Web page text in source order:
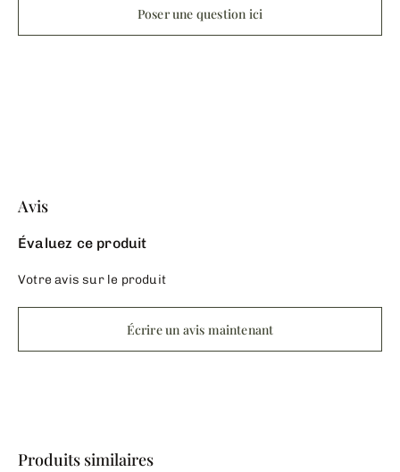
Poser une question ici
Avis
Évaluez ce produit
Votre avis sur le produit
Écrire un avis maintenant
Produits similaires